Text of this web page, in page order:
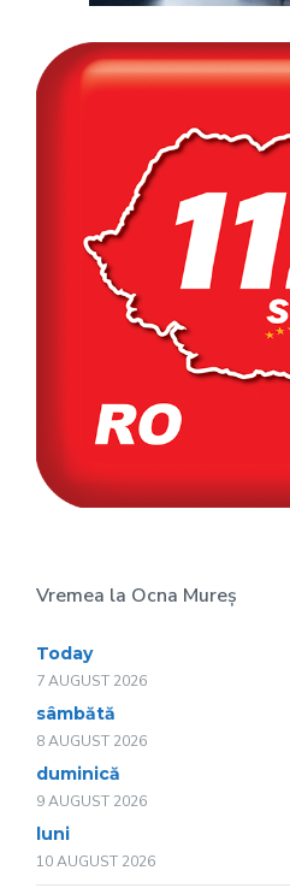
Vremea la Ocna Mureș
Today
7 AUGUST 2026
sâmbătă
8 AUGUST 2026
duminică
9 AUGUST 2026
luni
10 AUGUST 2026